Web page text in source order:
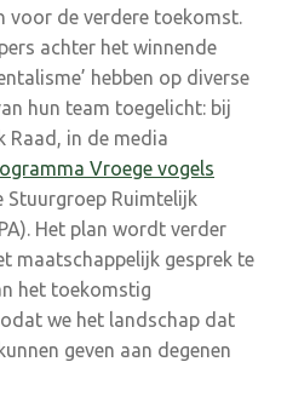
voor de verdere toekomst.
achter het winnende
hebben op diverse
hun team toegelicht: bij
Raad, in de media
Vroege vogels
Stuurgroep Ruimtelijk
Het plan wordt verder
maatschappelijk gesprek te
het toekomstig
we het landschap dat
geven aan degenen